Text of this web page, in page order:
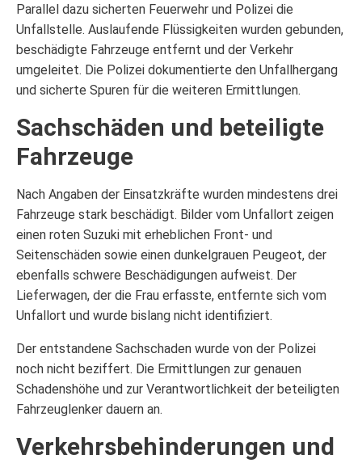
Parallel dazu sicherten Feuerwehr und Polizei die
Unfallstelle. Auslaufende Flüssigkeiten wurden gebunden,
beschädigte Fahrzeuge entfernt und der Verkehr
umgeleitet. Die Polizei dokumentierte den Unfallhergang
und sicherte Spuren für die weiteren Ermittlungen.
Sachschäden und beteiligte
Fahrzeuge
Nach Angaben der Einsatzkräfte wurden mindestens drei
Fahrzeuge stark beschädigt. Bilder vom Unfallort zeigen
einen roten Suzuki mit erheblichen Front- und
Seitenschäden sowie einen dunkelgrauen Peugeot, der
ebenfalls schwere Beschädigungen aufweist. Der
Lieferwagen, der die Frau erfasste, entfernte sich vom
Unfallort und wurde bislang nicht identifiziert.
Der entstandene Sachschaden wurde von der Polizei
noch nicht beziffert. Die Ermittlungen zur genauen
Schadenshöhe und zur Verantwortlichkeit der beteiligten
Fahrzeuglenker dauern an.
Verkehrsbehinderungen und